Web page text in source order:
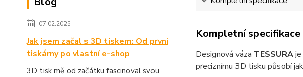
07.02.2025
Jak jsem začal s 3D tiskem: Od první
tiskárny po vlastní e-shop
3D tisk mě od začátku fascinoval svou
Kompletní specifikace
Designová váza TESSURAje
preciznímu 3D tisku působí